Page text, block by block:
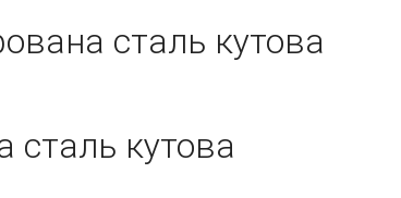
сталь кутова
сталь кутова